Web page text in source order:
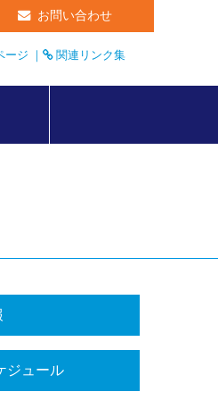
お問い合わせ
ージ ｜ 関連リンク集
ジュール